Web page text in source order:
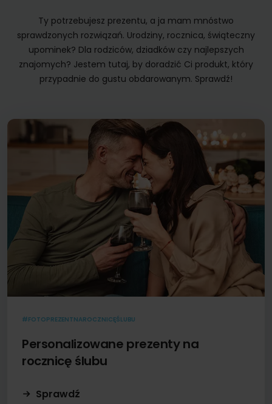
Ty potrzebujesz prezentu, a ja mam mnóstwo
sprawdzonych rozwiązań. Urodziny, rocznica, świąteczny
upominek? Dla rodziców, dziadków czy najlepszych
znajomych? Jestem tutaj, by doradzić Ci produkt, który
przypadnie do gustu obdarowanym. Sprawdź!
#FOTOPREZENTNAROCZNICĘŚLUBU
Personalizowane prezenty na
rocznicę ślubu
Sprawdź